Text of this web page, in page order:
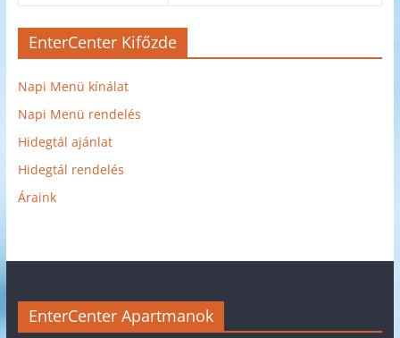
EnterCenter Kifőzde
Napi Menü kínálat
Napi Menü rendelés
Hidegtál ajánlat
Hidegtál rendelés
Áraink
EnterCenter Apartmanok